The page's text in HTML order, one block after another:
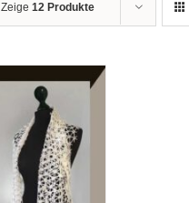
Zeige 12 Produkte